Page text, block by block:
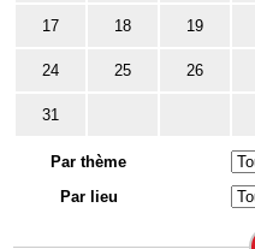
17 18 19
24 25 26
31
Par thème
Par lieu